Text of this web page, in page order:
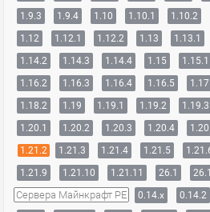
1.9.3
1.9.4 1.10 1.10.1 1.10.2
1.12
1.12.1 1.12.2 1.13 1.13.1
1.14.2
1.14.3 1.14.4 1.15 1.15.1
1.16.2
1.16.3 1.16.4 1.16.5 1.17
1.18.2
1.19 1.19.1 1.19.2 1.19.3
1.20.1
1.20.2 1.20.3 1.20.4
1.21.2
1.21.3 1.21.4 1.21.5
1.21.9
1.21.10 1.21.11 26.1
Сервера Майнкрафт PE 0.14.x 0.14.2